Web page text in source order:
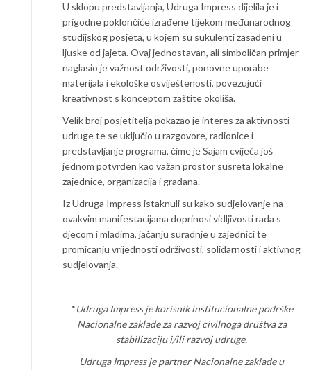
U sklopu predstavljanja, Udruga Impress dijelila je i
prigodne poklončiće izrađene tijekom međunarodnog
studijskog posjeta, u kojem su sukulenti zasađeni u
ljuske od jajeta. Ovaj jednostavan, ali simboličan primjer
naglasio je važnost održivosti, ponovne uporabe
materijala i ekološke osviještenosti, povezujući
kreativnost s konceptom zaštite okoliša.
Velik broj posjetitelja pokazao je interes za aktivnosti
udruge te se uključio u razgovore, radionice i
predstavljanje programa, čime je Sajam cvijeća još
jednom potvrđen kao važan prostor susreta lokalne
zajednice, organizacija i građana.
Iz Udruga Impress istaknuli su kako sudjelovanje na
ovakvim manifestacijama doprinosi vidljivosti rada s
djecom i mladima, jačanju suradnje u zajednici te
promicanju vrijednosti održivosti, solidarnosti i aktivnog
sudjelovanja.
*Udruga Impress je korisnik institucionalne podrške
Nacionalne zaklade za razvoj civilnoga društva za
stabilizaciju i/ili razvoj udruge.
Udruga Impress je partner Nacionalne zaklade u